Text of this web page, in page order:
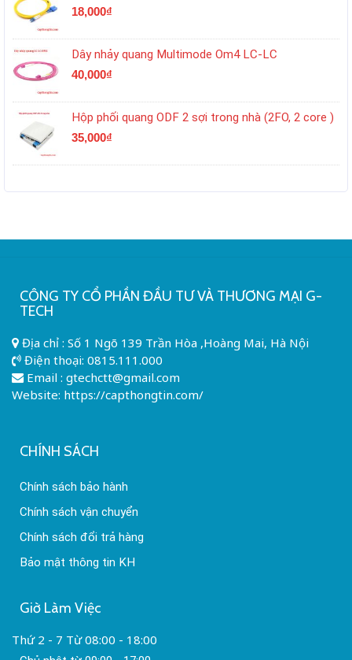
18,000₫
Dây nhảy quang Multimode Om4 LC-LC
40,000₫
Hộp phối quang ODF 2 sợi trong nhà (2FO, 2 core )
35,000₫
CÔNG TY CỔ PHẦN ĐẦU TƯ VÀ THƯƠNG MẠI G-
TECH
Địa chỉ : Số 1 Ngõ 139 Trần Hòa ,Hoàng Mai, Hà Nội
Điện thoại: 0815.111.000
Email : gtechctt@gmail.com
Website: https://capthongtin.com/
CHÍNH SÁCH
Chính sách bảo hành
Chính sách vận chuyển
Chính sách đổi trả hàng
Bảo mật thông tin KH
Giờ Làm Việc
Thứ 2 - 7 Từ 08:00 - 18:00